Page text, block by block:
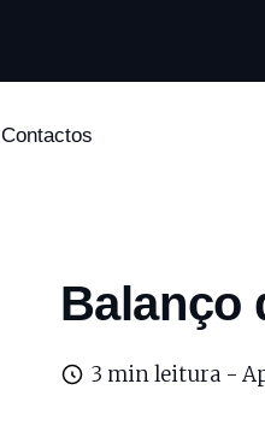
Contactos
Balanço
3 min leitura -